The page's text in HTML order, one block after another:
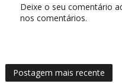
Deixe o seu comentário
nos comentários.
Postagem mais recente